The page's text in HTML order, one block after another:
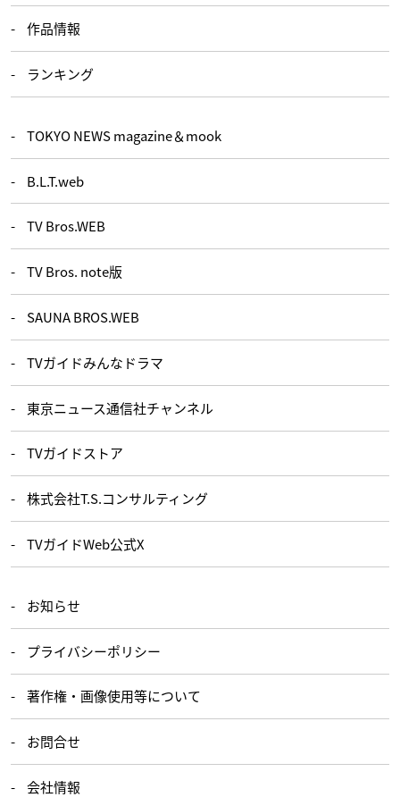
作品情報
ランキング
TOKYO NEWS magazine＆mook
B.L.T.web
TV Bros.WEB
TV Bros. note版
SAUNA BROS.WEB
TVガイドみんなドラマ
東京ニュース通信社チャンネル
TVガイドストア
株式会社T.S.コンサルティング
TVガイドWeb公式X
お知らせ
プライバシーポリシー
著作権・画像使用等について
お問合せ
会社情報